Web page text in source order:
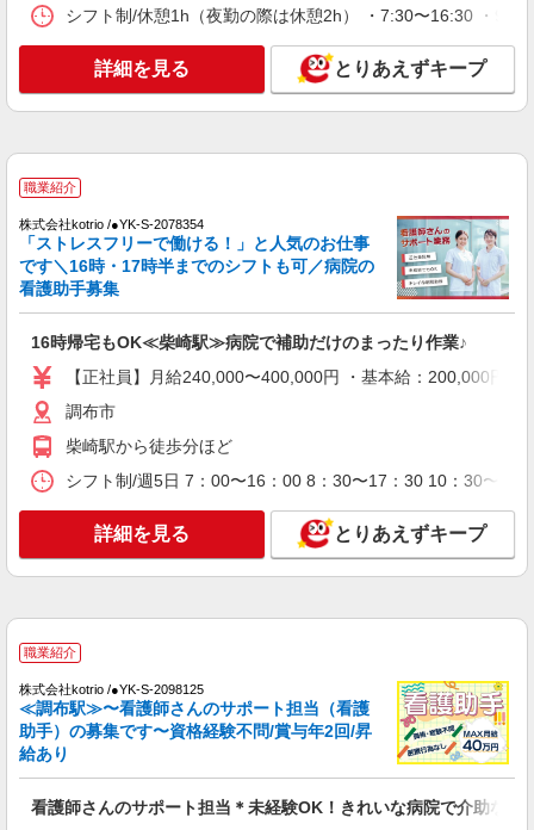
詳細を見る
株式会社kotrio /●YK-S-2078354
ったり作業♪
30,000円 ・役職手当：10,000〜70,000円 ・処遇改
善手当：20,000〜60,000円（勤続年数、保有資格
により変動） ・固定残業手当：20,000円（10時
間） ※固定残業時間を超過する場合には超過勤務
手当として別途支給 ・夜勤手当：10,000円/1回
（上記給与とは別に支給） 下記資格をお持ちの方
者研修 ・介護福祉士 など
調布市
詳細を見る
職業紹介
株式会社kotrio /●YK-S-2098125
【正社員】月給240,000〜400,000円 ・基本
給：200,000円〜220,000円 ・資格手当：10,000〜
30,000円 ・役職手当：10,000〜70,000円 ・処遇改
善手当：20,000〜60,000円（勤続年数、保有資格
により変動） ・固定残業手当：20,000円（10時
間） ※固定残業時間を超過する場合には超過勤務
手当として別途支給 ・夜勤手当：10,000円/1回
歓迎 ・認知症介護基礎研修 ・初任者研修 ・実務
キープ 詳細を見る
る働き方♪
時給1550円〜2312円 ＜交通費全支給(ガソリ
ン代含む)＞
キープ 詳細を見る
シフト制/休憩1h（夜勤の際は休憩2h） ・7:30〜16:30 ・
詳細を見る とりあえずキープ
職業紹介
株式会社kotrio /●YK-S-2078354
「ストレスフリーで働ける！」と人気のお仕事
です＼16時・17時半までのシフトも可／病院の
看護助手募集
16時帰宅もOK≪柴崎駅≫病院で補助だけのまったり作業♪
【正社員】月給240,000〜400,000円 ・基本給：200,000円
調布市
柴崎駅から徒歩分ほど
シフト制/週5日 7：00〜16：00 8：30〜17：30 10：30〜
詳細を見る とりあえずキープ
職業紹介
株式会社kotrio /●YK-S-2098125
≪調布駅≫〜看護師さんのサポート担当（看護
助手）の募集です〜資格経験不問/賞与年2回/昇
給あり
看護師さんのサポート担当＊未経験OK！きれいな病院で介助など